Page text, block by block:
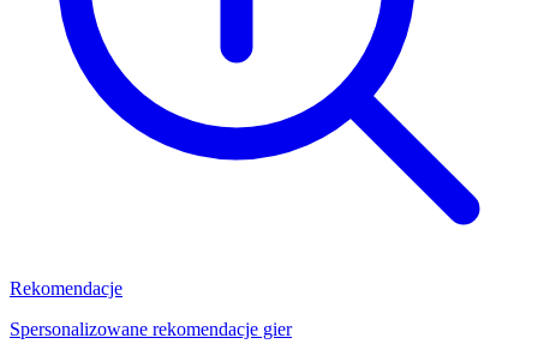
Rekomendacje
Spersonalizowane rekomendacje gier